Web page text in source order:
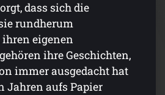
dass sich die
rundherum
eigenen
ihre Geschichten,
immer ausgedacht hat
Jahren aufs Papier